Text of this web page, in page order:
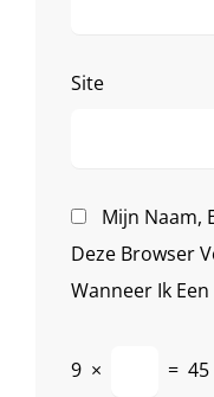
Site
Mijn Naam,
Deze Browser
Wanneer Ik
9 × = 45